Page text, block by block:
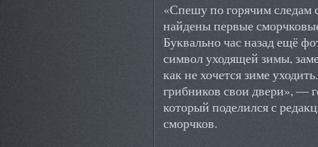
«Спешу по горячим следам
найдены первые
Буквально час назад ещё
символ уходящей зимы,
как не хочется зиме
грибников свои двери», —
который поделился с
сморчков.